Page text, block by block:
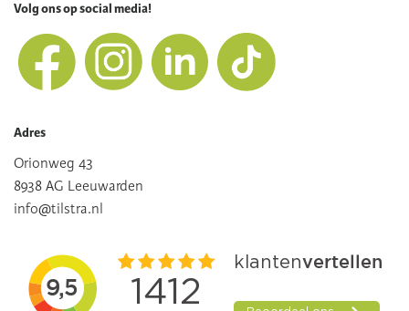
Volg ons op social media!
Adres
Orionweg 43
8938 AG Leeuwarden
info@tilstra.nl